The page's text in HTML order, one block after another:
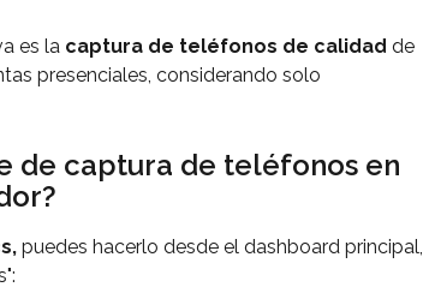
es la captura de teléfonos de calidad de
presenciales, considerando solo
de captura de teléfonos en
puedes hacerlo desde el dashboard principal,